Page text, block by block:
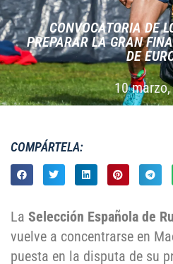
CONVOCATORIA DE
PREPARAR LA GRAN
DE
10
COMPÁRTELA:
La Selección Española de
vuelve a concentrarse en
puesta en la disputa de su